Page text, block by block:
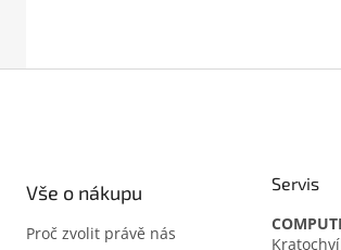
Vše o nákupu
Proč zvolit právě nás
Servis